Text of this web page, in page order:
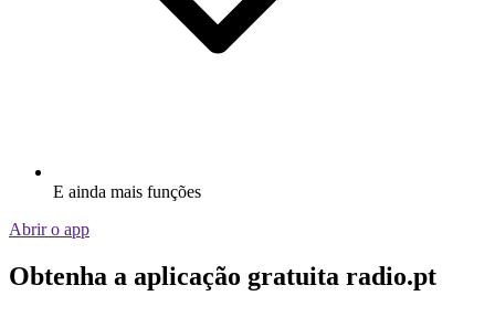
E ainda mais funções
Abrir o app
Obtenha a aplicação gratuita radio.pt